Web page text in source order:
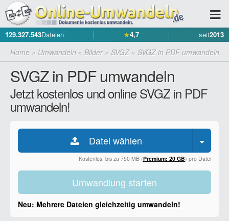
129.327.543Dateien ★4,7 seit2013
Home » Umwandeln » Bilder» SVGZ» SVGZ in PDF umwandeln
SVGZ in PDF umwandeln
Jetzt kostenlos und online SVGZ in PDF
umwandeln!
Datei wählen
Kostenlos: bis zu 750 MB (Premium: 20 GB) pro Datei
Umwandlung starten
Neu: Mehrere Dateien gleichzeitig umwandeln!